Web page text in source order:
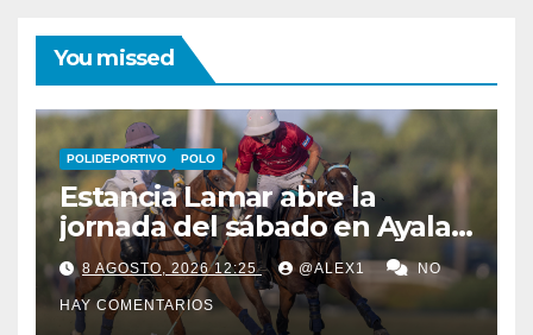
You missed
POLIDEPORTIVO POLO
Estancia Lamar abre la
jornada del sábado en Ayala
Polo Club con una
remontada y apurada victoria
sobre Savoir PT
8 AGOSTO, 2026 12:25 @ALEX1 NO
HAY COMENTARIOS